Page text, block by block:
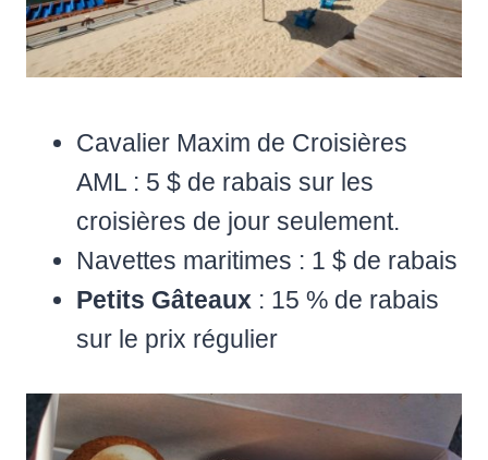
Cavalier Maxim de Croisières
AML : 5 $ de rabais sur les
croisières de jour seulement.
Navettes maritimes : 1 $ de rabais
Petits Gâteaux : 15 % de rabais
sur le prix régulier